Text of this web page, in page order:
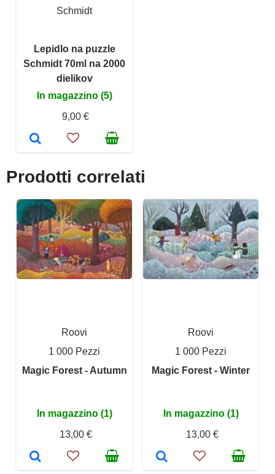
Schmidt
Lepidlo na puzzle
Schmidt 70ml na 2000
dielikov
In magazzino (5)
9,00 €
Prodotti correlati
Roovi
1 000 Pezzi
Magic Forest - Autumn
In magazzino (1)
13,00 €
Roovi
1 000 Pezzi
Magic Forest - Winter
In magazzino (1)
13,00 €